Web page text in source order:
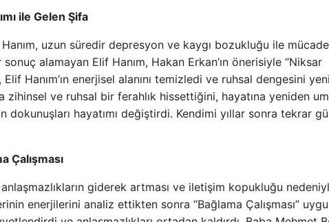
ile Gelen Şifa
uzun süredir depresyon ve kaygı bozukluğu ile
alamayan Elif Hanım, Hakan Erkan’ın önerisiyle “Niksar
Elif Hanım’ın enerjisel alanını temizledi ve ruhsal dengesini
zihinsel ve ruhsal bir ferahlık hissettiğini, hayatına yeniden
dokunuşları hayatımı değiştirdi. Kendimi yıllar sonra tekrar
Çalışması
giderek artması ve iletişim kopukluğu
enerjilerini analiz ettikten sonra “Bağlama Çalışması”